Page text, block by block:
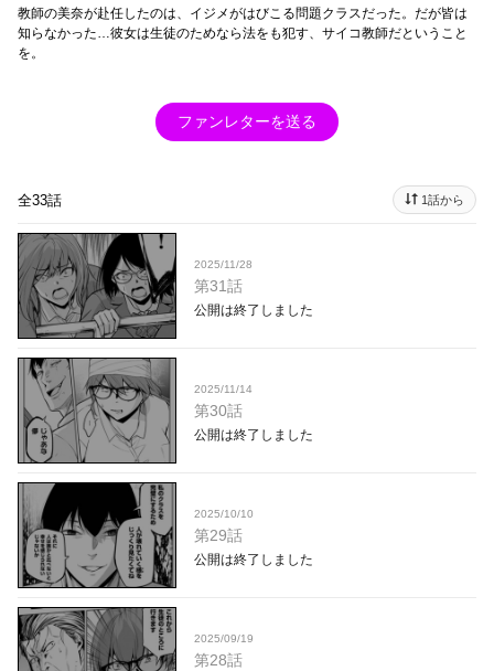
教師の美奈が赴任したのは、イジメがはびこる問題クラスだった。だが皆は
知らなかった…彼女は生徒のためなら法をも犯す、サイコ教師だということ
を。
ファンレターを送る
全33話 1話から
2025/11/28
第31話
公開は終了しました
2025/11/14
第30話
公開は終了しました
2025/10/10
第29話
公開は終了しました
2025/09/19
第28話